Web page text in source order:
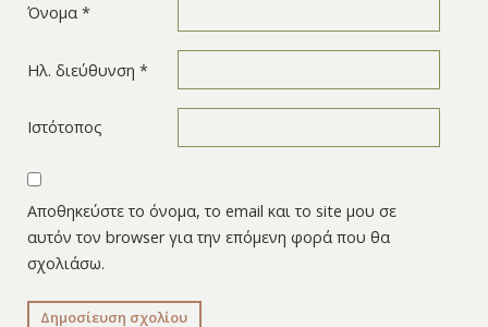
Όνομα *
Ηλ. διεύθυνση *
Ιστότοπος
Αποθηκεύστε το όνομα, το email και το site μου σε
αυτόν τον browser για την επόμενη φορά που θα
σχολιάσω.